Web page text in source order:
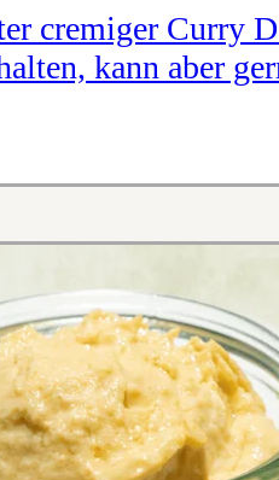
cremiger Curry
kann aber